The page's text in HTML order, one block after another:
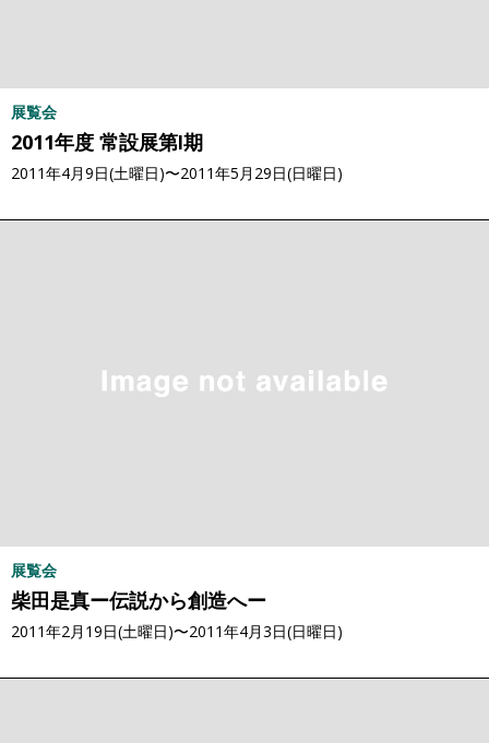
展覧会
2011年度 常設展第Ⅰ期
2011年4月9日(土曜日)〜2011年5月29日(日曜日)
展覧会
柴田是真ー伝説から創造へー
2011年2月19日(土曜日)〜2011年4月3日(日曜日)